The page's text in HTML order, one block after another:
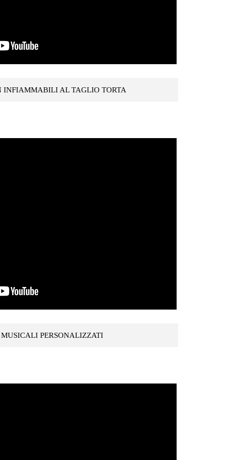
INFIAMMABILI AL TAGLIO TORTA
PERSONALIZZATI